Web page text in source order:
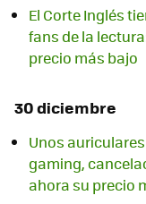
El Corte Inglés
fans de la
precio más bajo
30 diciembre
Unos
gaming,
ahora su precio